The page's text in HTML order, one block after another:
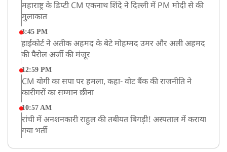
महाराष्ट्र के डिप्टी CM एकनाथ शिंदे ने दिल्ली में PM मोदी से की
मुलाकात
3:45 PM
हाईकोर्ट ने अतीक अहमद के बेटे मोहम्मद उमर और अली अहमद
की पैरोल अर्जी की मंजूर
12:59 PM
CM योगी का सपा पर हमला, कहा- वोट बैंक की राजनीति ने
कारीगरों का सम्मान छीना
10:57 AM
रांची में अनशनकारी राहुल की तबीयत बिगड़ी! अस्पताल में कराया
गया भर्ती